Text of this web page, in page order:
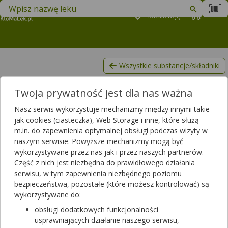
lokalizację
Znajdź lek w swojej okolicy
Jukka
Wszystkie substancje/składniki
Lista produktów, zawierających Jukka
Filtrowanie
Filtrowanie
Wyniki wyszukiwania(2)
Wyczyść filtry
Uric Acid Cleans
60 kaps.
suplement diety
Twoja prywatność jest dla nas ważna
Nasz serwis wykorzystuje mechanizmy między innymi takie
jak cookies (ciasteczka), Web Storage i inne, które służą
m.in. do zapewnienia optymalnej obsługi podczas wizyty w
naszym serwisie. Powyższe mechanizmy mogą być
wykorzystywane przez nas jak i przez naszych partnerów.
Część z nich jest niezbędna do prawidłowego działania
serwisu, w tym zapewnienia niezbędnego poziomu
bezpieczeństwa, pozostałe (które możesz kontrolować) są
wykorzystywane do:
obsługi dodatkowych funkcjonalności
usprawniających działanie naszego serwisu,